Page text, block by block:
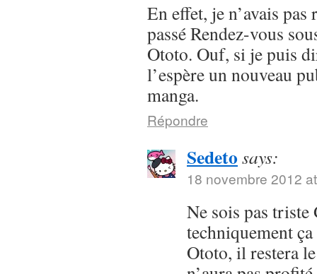
En effet, je n’avais
passé Rendez-vous
Ototo. Ouf, si je puis
l’espère un nouveau
manga.
Répondre
Sedeto says:
18 novembre 2012
Ne sois pas
techniquement
Ototo, il restera